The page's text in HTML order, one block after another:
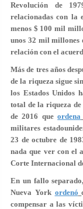
Revolución de
relacionadas con la
menos $ 100 mil
unos 32 mil millones
relación con el
Más de tres años
de la riqueza sigue
los Estados Unidos
total de la riqueza
de 2016 queordena
militares
23 de octubre de
nada que ver con el
Corte Internacional
En un fallo
Nueva York ordenó
compensar a las